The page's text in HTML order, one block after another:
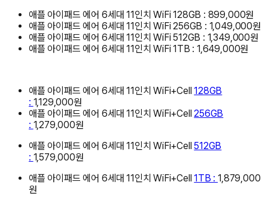
애플 아이패드 에어 6세대 11인치 WiFi 128GB : 899,000원
애플 아이패드 에어 6세대 11인치 WiFi 256GB : 1,049,000원
애플 아이패드 에어 6세대 11인치 WiFi 512GB : 1,349,000원
애플 아이패드 에어 6세대 11인치 WiFi 1TB : 1,649,000원
애플 아이패드 에어 6세대 11인치 WiFi+Cell128GB
: 1,129,000원
애플 아이패드 에어 6세대 11인치 WiFi+Cell256GB
: 1,279,000원
애플 아이패드 에어 6세대 11인치 WiFi+Cell512GB
: 1,579,000원
애플 아이패드 에어 6세대 11인치 WiFi+Cell1TB :1,879,000
원